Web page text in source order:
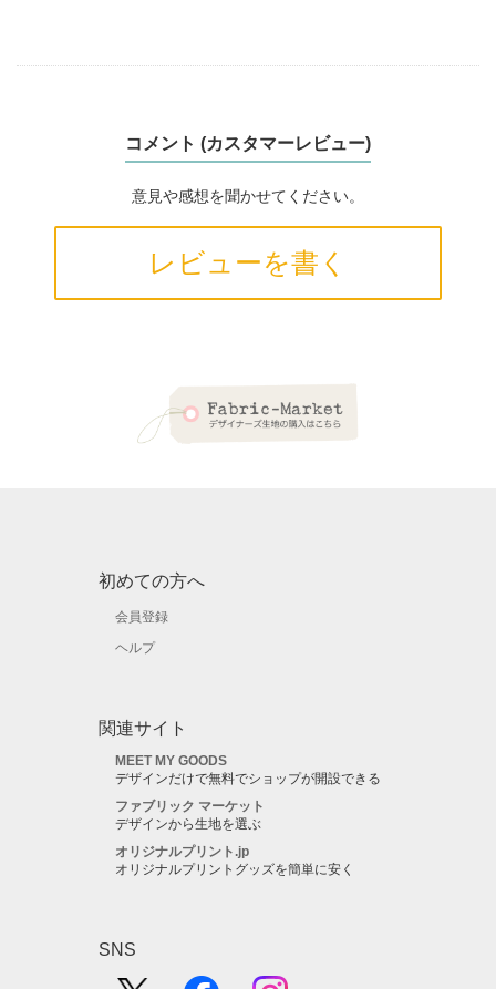
コメント (カスタマーレビュー)
意見や感想を聞かせてください。
レビューを書く
初めての方へ
会員登録
ヘルプ
関連サイト
MEET MY GOODS
デザインだけで無料でショップが開設できる
ファブリック マーケット
デザインから生地を選ぶ
オリジナルプリント.jp
オリジナルプリントグッズを簡単に安く
SNS